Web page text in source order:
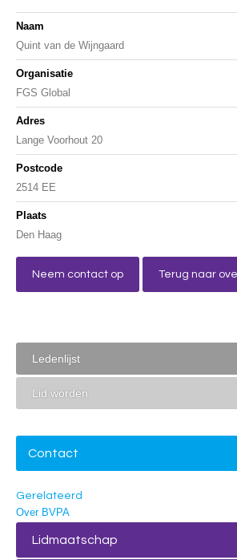
Naam
Quint van de Wijngaard
Organisatie
FGS Global
Adres
Lange Voorhout 20
Postcode
2514 EE
Plaats
Den Haag
Neem contact op Terug naar
Ledenlijst
Lid worden
Contact
Gerelateerd
Over BVPA
Lidmaatschap